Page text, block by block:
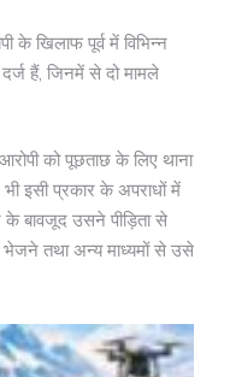
के खिलाफ पूर्व में विभिन्न
हैं, जिनमें से दो मामले
को पूछताछ के लिए थाना
भी इसी प्रकार के अपराधों में
के बावजूद उसने पीड़िता से
भेजने तथा अन्य माध्यमों से उसे